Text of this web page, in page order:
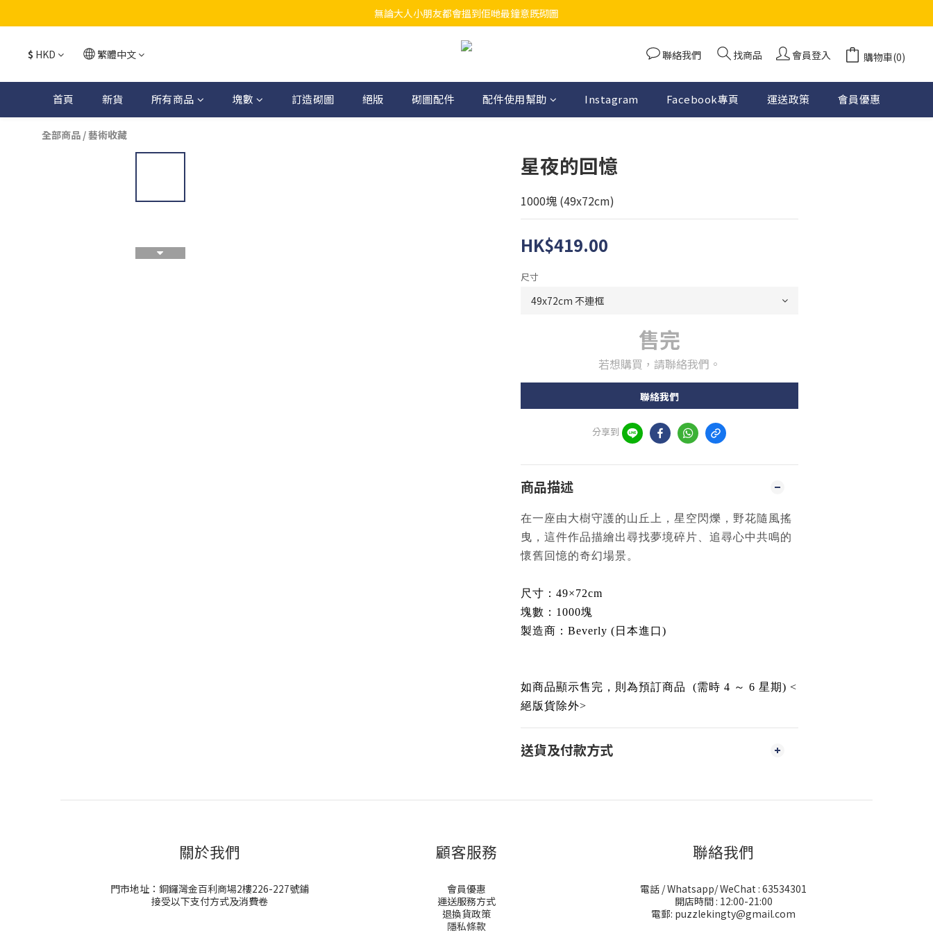
江帆天楊砌圖
無論大人小朋友都會搵到佢哋最鐘意既砌圖
江帆天楊砌圖
$ HKD 繁體中文 聯絡我們 找商品 會員登入 購物車(0)
首頁 新貨 所有商品 塊數 訂造砌圖 絕版 砌圖配件 配件使用幫助 Instagram Facebook專頁 運送政策 會員優惠
全部商品 /藝術收藏
星夜的回憶
1000塊 (49x72cm)
HK$419.00
尺寸
售完
若想購買，請聯絡我們。
聯絡我們
分享到
商品描述
在一座由大樹守護的山丘上，星空閃爍，野花隨風搖
曳，這件作品描繪出尋找夢境碎片、追尋心中共鳴的
懷舊回憶的奇幻場景。
尺寸：49×72cm
塊數：1000塊
製造商： Beverly (日本進口)
如商品顯示售完，則為預訂商品 (需時 4 ～ 6 星期) <
絕版貨除外>
送貨及付款方式
關於我們
門市地址：銅鑼灣金百利商場2樓226-227號鋪
接受以下支付方式及消費卷
顧客服務
會員優惠
運送服務方式
退換貨政策
隱私條款
聯絡我們
電話 / Whatsapp/ WeChat : 63534301
開店時間 : 12:00-21:00
電郵: puzzlekingty@gmail.com